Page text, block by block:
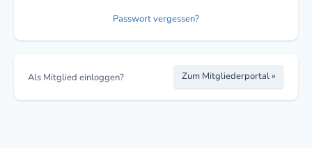
Passwort vergessen?
Als Mitglied einloggen? Zum Mitgliederportal »